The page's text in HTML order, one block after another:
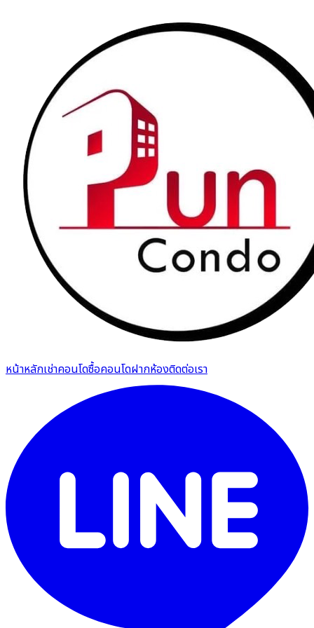
หน้าหลักเช่าคอนโดซื้อคอนโดฝากห้องติดต่อเรา